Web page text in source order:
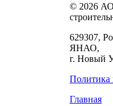
© 2026
629307,
ЯНАО,
г. Новый
Политика
Главная